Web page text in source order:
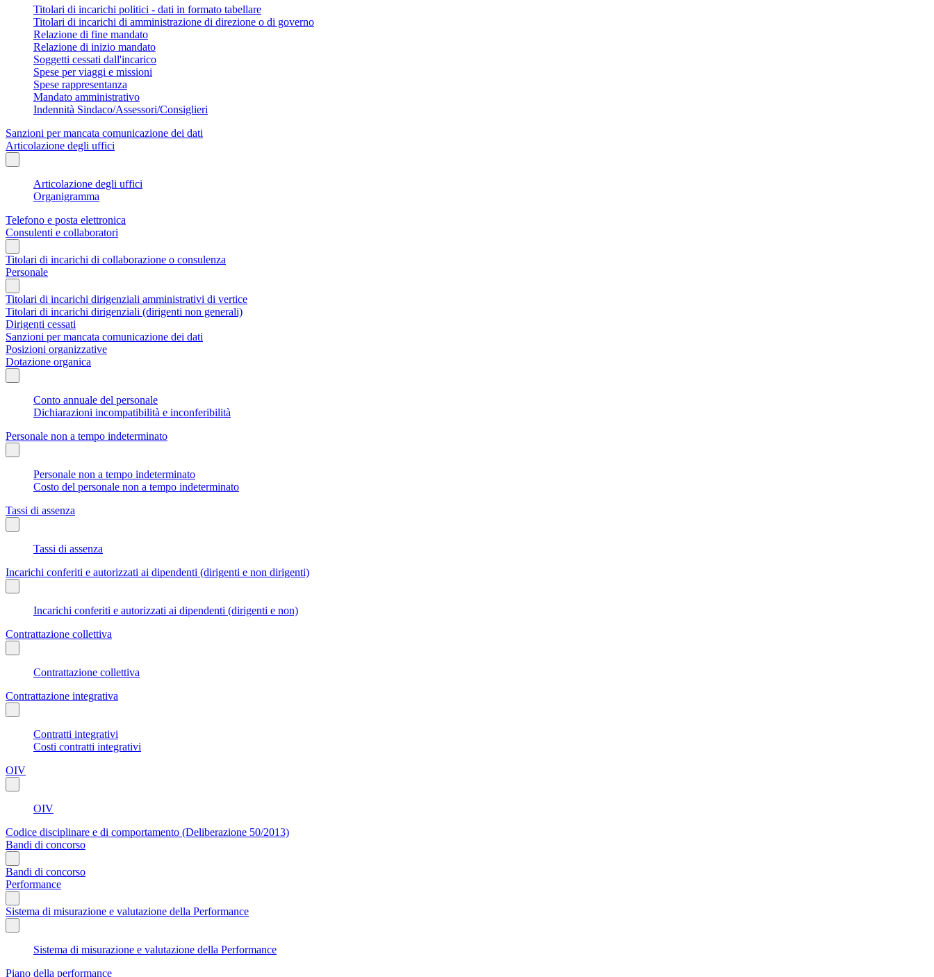
Titolari di incarichi politici - dati in formato tabellare
Titolari di incarichi di amministrazione di direzione o di governo
Relazione di fine mandato
Relazione di inizio mandato
Soggetti cessati dall'incarico
Spese per viaggi e missioni
Spese rappresentanza
Mandato amministrativo
Indennità Sindaco/Assessori/Consiglieri
Sanzioni per mancata comunicazione dei dati
Articolazione degli uffici
Articolazione degli uffici
Organigramma
Telefono e posta elettronica
Consulenti e collaboratori
Titolari di incarichi di collaborazione o consulenza
Personale
Titolari di incarichi dirigenziali amministrativi di vertice
Titolari di incarichi dirigenziali (dirigenti non generali)
Dirigenti cessati
Sanzioni per mancata comunicazione dei dati
Posizioni organizzative
Dotazione organica
Conto annuale del personale
Dichiarazioni incompatibilità e inconferibilità
Personale non a tempo indeterminato
Personale non a tempo indeterminato
Costo del personale non a tempo indeterminato
Tassi di assenza
Tassi di assenza
Incarichi conferiti e autorizzati ai dipendenti (dirigenti e non dirigenti)
Incarichi conferiti e autorizzati ai dipendenti (dirigenti e non)
Contrattazione collettiva
Contrattazione collettiva
Contrattazione integrativa
Contratti integrativi
Costi contratti integrativi
OIV
OIV
Codice disciplinare e di comportamento (Deliberazione 50/2013)
Bandi di concorso
Bandi di concorso
Performance
Sistema di misurazione e valutazione della Performance
Sistema di misurazione e valutazione della Performance
Piano della performance